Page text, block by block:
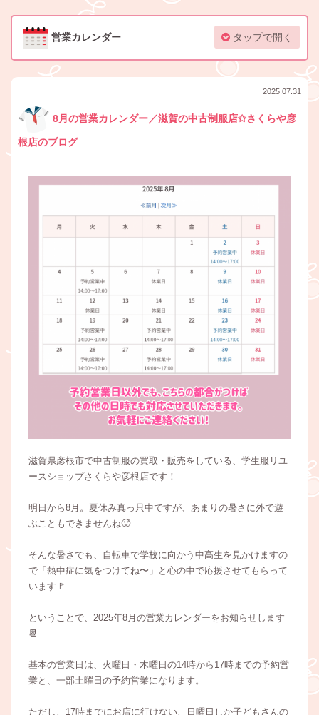
営業カレンダー タップで開く
2025.07.31
8月の営業カレンダー／滋賀の中古制服店✩さくらや彦
根店のブログ
滋賀県彦根市で中古制服の買取・販売をしている、学生服リユ
ースショップさくらや彦根店です！
明日から8月。夏休み真っ只中ですが、あまりの暑さに外で遊
ぶこともできませんね🥵
そんな暑さでも、自転車で学校に向かう中高生を見かけますの
で「熱中症に気をつけてね〜」と心の中で応援させてもらって
います🚩
ということで、2025年8月の営業カレンダーをお知らせします
📆
基本の営業日は、火曜日・木曜日の14時から17時までの予約営
業と、一部土曜日の予約営業になります。
ただし、17時までにお店に行けない、日曜日しか子どもさんの